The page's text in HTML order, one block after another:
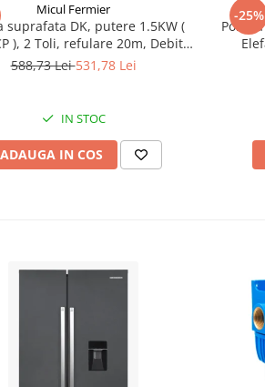
Micul Fermier
suprafata DK, putere 1.5KW (
), 2 Toli, refulare 20m, Debit
min, Micul Fermier GF-2055
588,73 Lei531,78 Lei
IN STOC
ADAUGA IN COS
-25%